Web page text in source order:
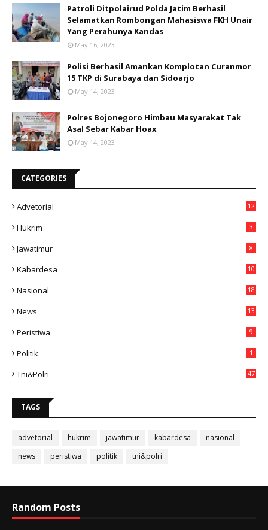
Patroli Ditpolairud Polda Jatim Berhasil
Selamatkan Rombongan Mahasiswa FKH Unair
Yang Perahunya Kandas
May 16, 2023
Polisi Berhasil Amankan Komplotan Curanmor
15 TKP di Surabaya dan Sidoarjo
May 14, 2023
Polres Bojonegoro Himbau Masyarakat Tak
Asal Sebar Kabar Hoax
May 14, 2023
CATEGORIES
Advetorial 12
Hukrim 3
Jawatimur 8
Kabardesa
10
Nasional
18
News
13
Peristiwa 9
Politik 1
Tni&polri 47
TAGS
advetorial hukrim jawatimur kabardesa
nasional
news
peristiwa politik tni&polri
Random Posts